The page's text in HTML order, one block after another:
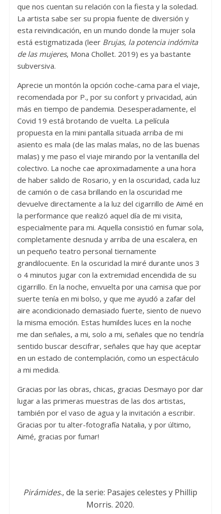
que nos cuentan su relación con la fiesta y la soledad.
La artista sabe ser su propia fuente de diversión y
esta reivindicación, en un mundo donde la mujer sola
está estigmatizada (leer Brujas, la potencia indómita
de las mujeres, Mona Chollet. 2019) es ya bastante
subversiva.
Aprecie un montón la opción coche-cama para el viaje,
recomendada por P., por su confort y privacidad, aún
más en tiempo de pandemia. Desesperadamente, el
Covid 19 está brotando de vuelta. La película
propuesta en la mini pantalla situada arriba de mi
asiento es mala (de las malas malas, no de las buenas
malas) y me paso el viaje mirando por la ventanilla del
colectivo. La noche cae aproximadamente a una hora
de haber salido de Rosario, y en la oscuridad, cada luz
de camión o de casa brillando en la oscuridad me
devuelve directamente a la luz del cigarrillo de Aimé en
la performance que realizó aquel día de mi visita,
especialmente para mi. Aquella consistió en fumar sola,
completamente desnuda y arriba de una escalera, en
un pequeño teatro personal tiernamente
grandilocuente. En la oscuridad la miré durante unos 3
o 4 minutos jugar con la extremidad encendida de su
cigarrillo. En la noche, envuelta por una camisa que por
suerte tenía en mi bolso, y que me ayudó a zafar del
aire acondicionado demasiado fuerte, siento de nuevo
la misma emoción. Estas humildes luces en la noche
me dan señales, a mi, solo a mi, señales que no tendría
sentido buscar descifrar, señales que hay que aceptar
en un estado de contemplación, como un espectáculo
a mi medida.
Gracias por las obras, chicas, gracias Desmayo por dar
lugar a las primeras muestras de las dos artistas,
también por el vaso de agua y la invitación a escribir.
Gracias por tu alter-fotografía Natalia, y por último,
Aimé, gracias por fumar!
Pirámides., de la serie: Pasajes celestes y Phillip
Morris. 2020.